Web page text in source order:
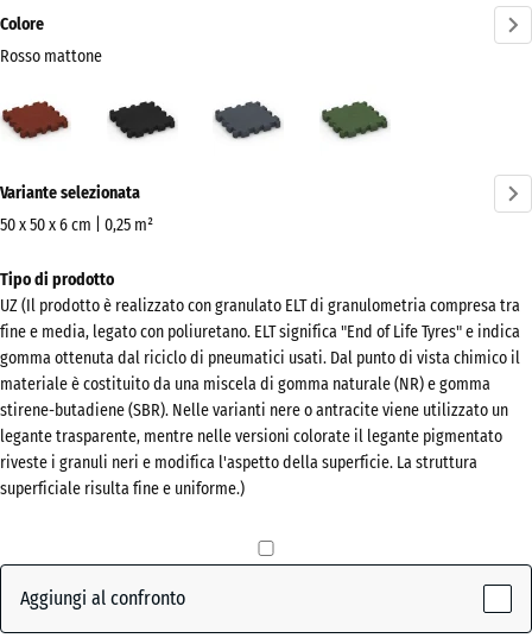
Colore
Rosso mattone
mattone
Antracite
ardesia
erba
informazioni
sui
Mostra
la
palette
colori
Rosso
mattone(active)
Variante selezionata
50 x 50 x 6 cm | 0,25 m²
Dimensioni
per
la
spedizione
540
x
540
x
60
La
dimensione
Tipo di prodotto
UZ (Il prodotto è realizzato con granulato ELT di granulometria compresa tra
fine e media, legato con poliuretano. ELT significa "End of Life Tyres" e indica
gomma ottenuta dal riciclo di pneumatici usati. Dal punto di vista chimico il
materiale è costituito da una miscela di gomma naturale (NR) e gomma
stirene-butadiene (SBR). Nelle varianti nere o antracite viene utilizzato un
legante trasparente, mentre nelle versioni colorate il legante pigmentato
riveste i granuli neri e modifica l'aspetto della superficie. La struttura
superficiale risulta fine e uniforme.)
Aggiungi al confronto